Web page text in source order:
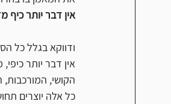
אין דבר יותר כיף
ודווקא בגלל כל
אין דבר יותר
הקושי,
כל אלה יוצרים